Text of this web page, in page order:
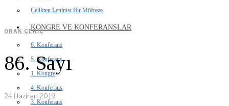
Çelikten Leninist Bir Müfreze
KONGRE VE KONFERANSLAR
6. Konferans
5. Konferans
1. Kongre
4. Konferans
3. Konferans
ORAK ÇEKIÇ
86. Sayı
24 Haziran 2019